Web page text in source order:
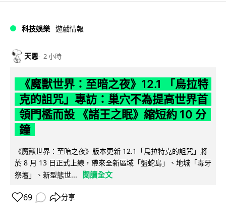
科技娛樂 遊戲情報
天恩 2 小時
《魔獸世界：至暗之夜》12.1 「烏拉特
克的詛咒」專訪：巢穴不為提高世界首
領門檻而設 《諸王之眠》縮短約 10 分
鐘
《魔獸世界：至暗之夜》版本更新 12.1「烏拉特克的詛咒」將
於 8 月 13 日正式上線，帶來全新區域「盤蛇島」、地城「毒牙
祭壇」、新型態世...
閱讀全文
69 分享